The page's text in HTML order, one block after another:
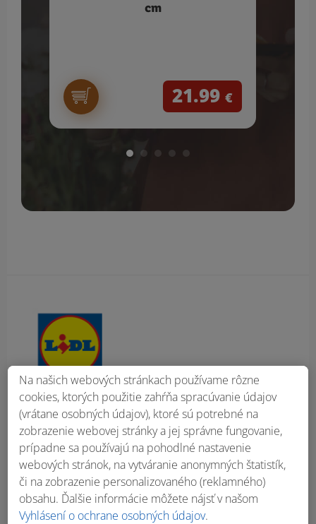
cm
21.99 €
Na našich webových stránkach používame rôzne
cookies, ktorých použitie zahŕňa spracúvanie údajov
(vrátane osobných údajov), ktoré sú potrebné na
zobrazenie webovej stránky a jej správne fungovanie,
prípadne sa používajú na pohodlné nastavenie
webových stránok, na vytváranie anonymných štatistík,
či na zobrazenie personalizovaného (reklamného)
obsahu. Ďalšie informácie môžete nájsť v našom
Vyhlásení o ochrane osobných údajov.